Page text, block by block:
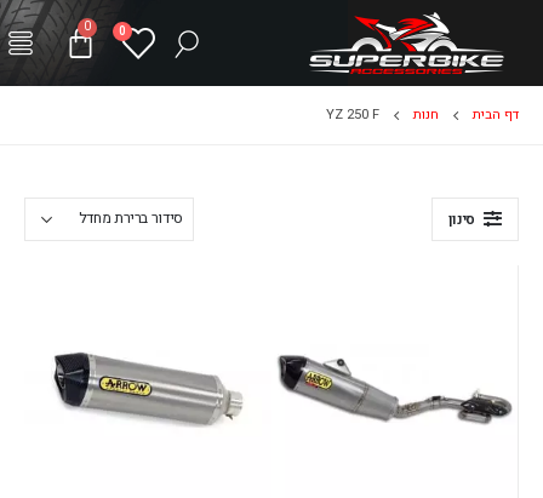
0
0
דף הבית חנות YZ 250 F
סינון